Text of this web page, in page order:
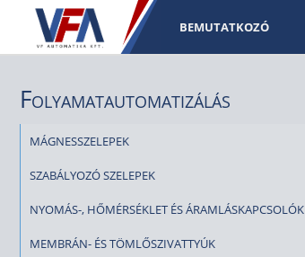
BEMUTATKOZÓ
Folyamatautomatizálás
MÁGNESSZELEPEK
SZABÁLYOZÓ SZELEPEK
NYOMÁS-, HŐMÉRSÉKLET ÉS ÁRAMLÁSKAPCSOLÓK
MEMBRÁN- ÉS TÖMLŐSZIVATTYÚK